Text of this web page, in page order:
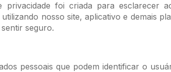
privacidade foi criada para esclarecer
nosso site, aplicativo e demais
seguro.
pessoais que podem identificar o